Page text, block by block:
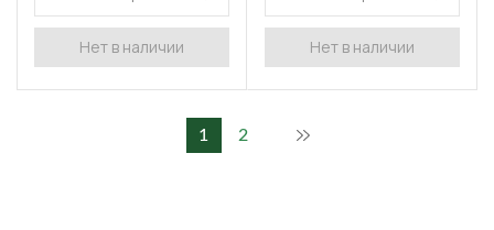
Нет в наличии Нет в наличии
1 2